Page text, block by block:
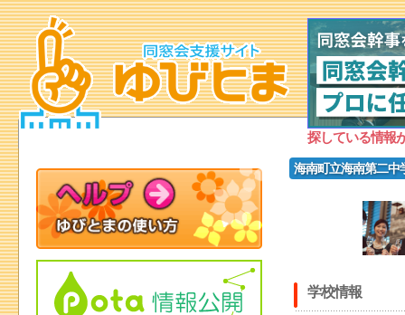
探している情報
海南町立海南第二中
学校情報